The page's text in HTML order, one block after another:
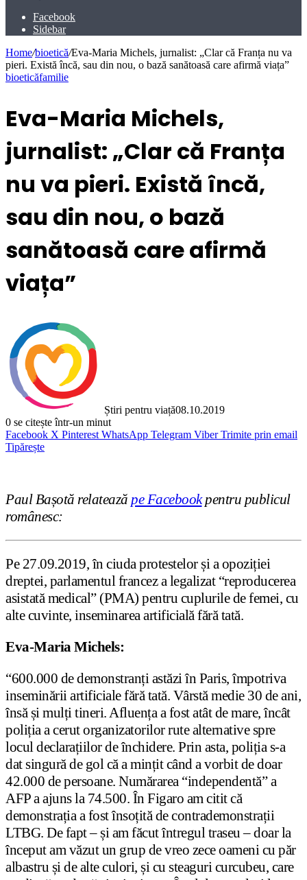
Facebook
Sidebar
Home/bioetică/Eva-Maria Michels, jurnalist: „Clar că Franța nu va
pieri. Există încă, sau din nou, o bază sanătoasă care afirmă viața”
bioeticăfamilie
Eva-Maria Michels,
jurnalist: „Clar că Franța
nu va pieri. Există încă,
sau din nou, o bază
sanătoasă care afirmă
viața”
Știri pentru viață08.10.2019
0 se citește într-un minut
Facebook X Pinterest WhatsApp Telegram Viber Trimite prin email
Tipărește
Paul Bașotă relatează pe Facebookpentru publicul
românesc:
Pe 27.09.2019, în ciuda protestelor și a opoziției
dreptei, parlamentul francez a legalizat “reproducerea
asistată medical” (PMA) pentru cuplurile de femei, cu
alte cuvinte, inseminarea artificială fără tată.
Eva-Maria Michels:
“600.000 de demonstranți astăzi în Paris, împotriva
inseminării artificiale fără tată. Vârstă medie 30 de ani,
însă și mulți tineri. Afluența a fost atât de mare, încât
poliția a cerut organizatorilor rute alternative spre
locul declarațiilor de închidere. Prin asta, poliția s-a
dat singură de gol că a mințit când a vorbit de doar
42.000 de persoane. Numărarea “independentă” a
AFP a ajuns la 74.500. În Figaro am citit că
demonstrația a fost însoțită de contrademonstrații
LTBG. De fapt – și am făcut întregul traseu – doar la
început am văzut un grup de vreo zece oameni cu păr
albastru și de alte culori, și cu steaguri curcubeu, care